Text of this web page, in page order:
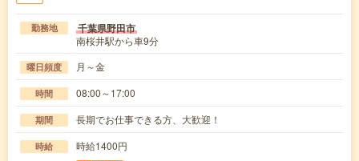
勤務地 千葉県野田市
南桜井駅から車9分
曜日頻度 月～金
時間 08:00～17:00
期間 長期でお仕事できる方、大歓迎！
時給 時給1400円